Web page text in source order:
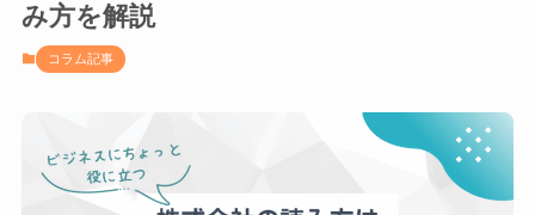
み方を解説
コラム記事